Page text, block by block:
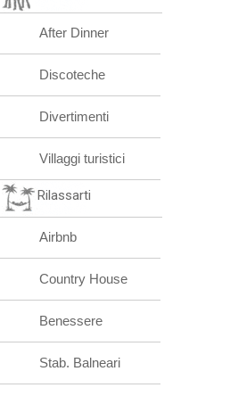
After Dinner
Discoteche
Divertimenti
Villaggi turistici
Rilassarti
Airbnb
Country House
Benessere
Stab. Balneari